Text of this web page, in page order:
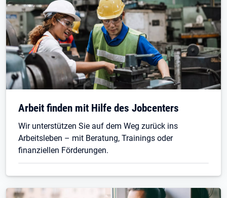
Arbeit finden mit Hilfe des Jobcenters
Wir unterstützen Sie auf dem Weg zurück ins
Arbeitsleben – mit Beratung, Trainings oder
finanziellen Förderungen.